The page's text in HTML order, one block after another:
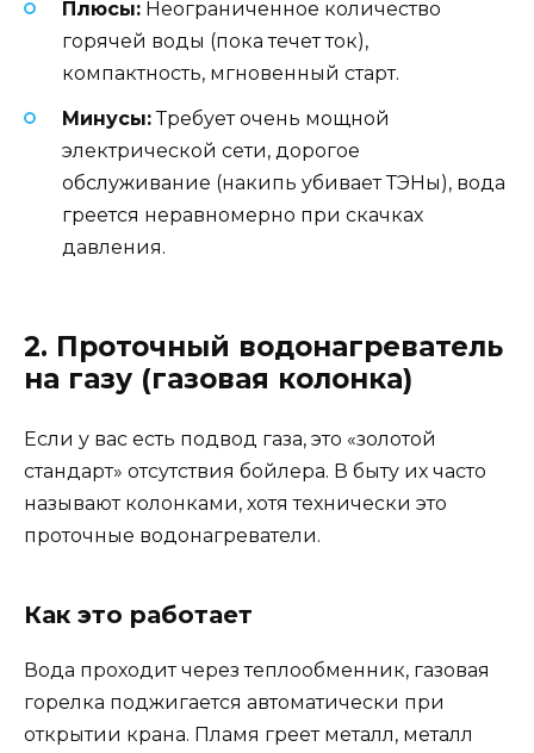
Плюсы: Неограниченное количество
горячей воды (пока течет ток),
компактность, мгновенный старт.
Минусы:Требует очень мощной
электрической сети, дорогое
обслуживание (накипь убивает ТЭНы), вода
греется неравномерно при скачках
давления.
2. Проточный водонагреватель
на газу (газовая колонка)
Если у вас есть подвод газа, это «золотой
стандарт» отсутствия бойлера. В быту их часто
называют колонками, хотя технически это
проточные водонагреватели.
Как это работает
Вода проходит через теплообменник, газовая
горелка поджигается автоматически при
открытии крана. Пламя греет металл, металл